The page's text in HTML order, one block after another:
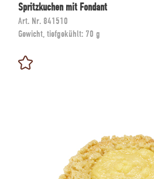
Spritzkuchen mit Fondant
Art. Nr. 841510
Gewicht, tiefgekühlt: 70 g